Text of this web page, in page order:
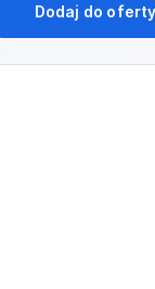
Dodaj do